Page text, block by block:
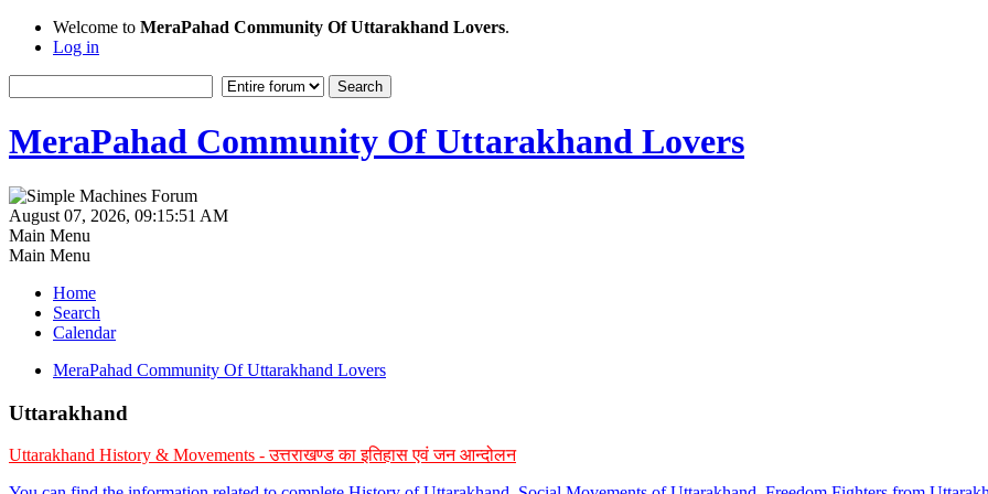
Welcome to MeraPahad Community Of Uttarakhand Lovers.
Log in
MeraPahad Community Of Uttarakhand Lovers
August 07, 2026, 09:15:51 AM
Main Menu
Main Menu
Home
Search
Calendar
MeraPahad Community Of Uttarakhand Lovers
Uttarakhand
Uttarakhand History & Movements - उत्तराखण्ड का इतिहास एवं जन आन्दोलन